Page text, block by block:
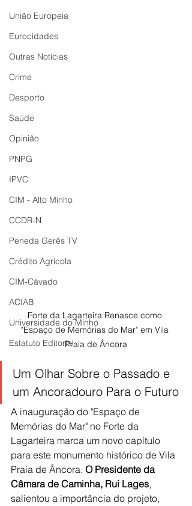
União Europeia
Eurocidades
Outras Notícias
Crime
Desporto
Saúde
Opinião
PNPG
IPVC
CIM - Alto Minho
CCDR-N
Peneda Gerês TV
Crédito Agrícola
CIM-Cávado
ACIAB
Universidade do Minho
Estatuto Editorial
Forte da Lagarteira Renasce como
"Espaço de Memórias do Mar" em Vila
Praia de Âncora
Um Olhar Sobre o Passado e
um Ancoradouro Para o Futuro
A inauguração do "Espaço de
Memórias do Mar" no Forte da
Lagarteira marca um novo capítulo
para este monumento histórico de Vila
Praia de Âncora. O Presidente da
Câmara de Caminha, Rui Lages,
salientou a importância do projeto,